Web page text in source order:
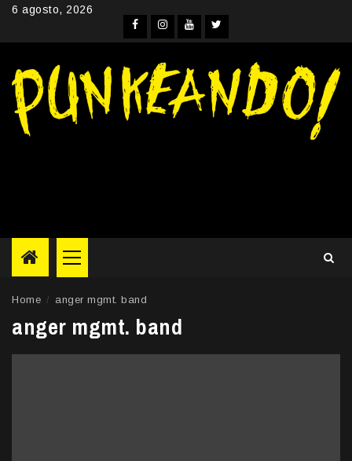
Skip6 agosto, 2026
Facebook
Instagram
YouTubeTwitter
Primary
Menu
Home anger mgmt. band
anger mgmt. band